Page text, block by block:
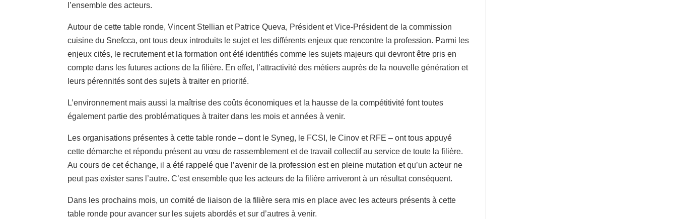
l’ensemble des acteurs.
Autour de cette table ronde, Vincent Stellian et Patrice Queva, Président et Vice-Président de la commission
cuisine du Snefcca, ont tous deux introduits le sujet et les différents enjeux que rencontre la profession. Parmi les
enjeux cités, le recrutement et la formation ont été identifiés comme les sujets majeurs qui devront être pris en
compte dans les futures actions de la filière. En effet, l’attractivité des métiers auprès de la nouvelle génération et
leurs pérennités sont des sujets à traiter en priorité.
L’environnement mais aussi la maîtrise des coûts économiques et la hausse de la compétitivité font toutes
également partie des problématiques à traiter dans les mois et années à venir.
Les organisations présentes à cette table ronde – dont le Syneg, le FCSI, le Cinov et RFE – ont tous appuyé
cette démarche et répondu présent au vœu de rassemblement et de travail collectif au service de toute la filière.
Au cours de cet échange, il a été rappelé que l’avenir de la profession est en pleine mutation et qu’un acteur ne
peut pas exister sans l’autre. C’est ensemble que les acteurs de la filière arriveront à un résultat conséquent.
Dans les prochains mois, un comité de liaison de la filière sera mis en place avec les acteurs présents à cette
table ronde pour avancer sur les sujets abordés et sur d’autres à venir.